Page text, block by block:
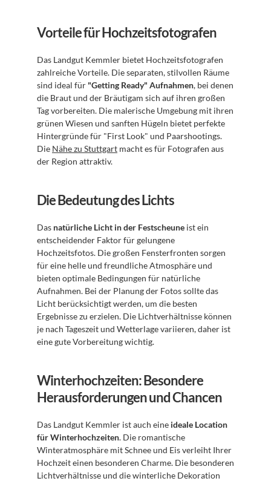
Vorteile für Hochzeitsfotografen
Das Landgut Kemmler bietet Hochzeitsfotografen
zahlreiche Vorteile. Die separaten, stilvollen Räume
sind ideal für "Getting Ready" Aufnahmen, bei denen
die Braut und der Bräutigam sich auf ihren großen
Tag vorbereiten. Die malerische Umgebung mit ihren
grünen Wiesen und sanften Hügeln bietet perfekte
Hintergründe für "First Look" und Paarshootings.
Die Nähe zu Stuttgart macht es für Fotografen aus
der Region attraktiv.
Die Bedeutung des Lichts
Das natürliche Licht in der Festscheune ist ein
entscheidender Faktor für gelungene
Hochzeitsfotos. Die großen Fensterfronten sorgen
für eine helle und freundliche Atmosphäre und
bieten optimale Bedingungen für natürliche
Aufnahmen. Bei der Planung der Fotos sollte das
Licht berücksichtigt werden, um die besten
Ergebnisse zu erzielen. Die Lichtverhältnisse können
je nach Tageszeit und Wetterlage variieren, daher ist
eine gute Vorbereitung wichtig.
Winterhochzeiten: Besondere
Herausforderungen und Chancen
Das Landgut Kemmler ist auch eine ideale Location
für Winterhochzeiten. Die romantische
Winteratmosphäre mit Schnee und Eis verleiht Ihrer
Hochzeit einen besonderen Charme. Die besonderen
Lichtverhältnisse und die winterliche Dekoration